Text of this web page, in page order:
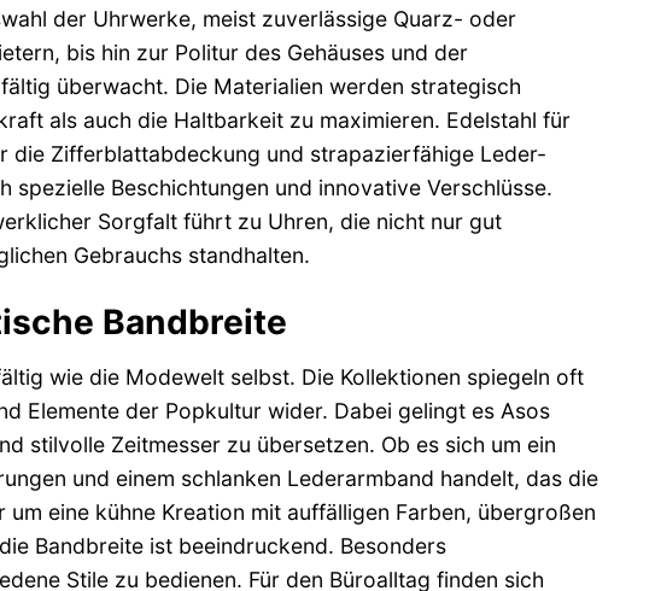
der Uhrwerke, meist zuverlässige Quarz- oder
bis hin zur Politur des Gehäuses und der
überwacht. Die Materialien werden strategisch
als auch die Haltbarkeit zu maximieren. Edelstahl für
die Zifferblattabdeckung und strapazierfähige Leder-
Beschichtungen und innovative Verschlüsse.
Sorgfalt führt zu Uhren, die nicht nur gut
Gebrauchs standhalten.
Bandbreite
wie die Modewelt selbst. Die Kollektionen spiegeln oft
Elemente der Popkultur wider. Dabei gelingt es Asos
stilvolle Zeitmesser zu übersetzen. Ob es sich um ein
und einem schlanken Lederarmband handelt, das die
eine kühne Kreation mit auffälligen Farben, übergroßen
Bandbreite ist beeindruckend. Besonders
Stile zu bedienen. Für den Büroalltag finden sich